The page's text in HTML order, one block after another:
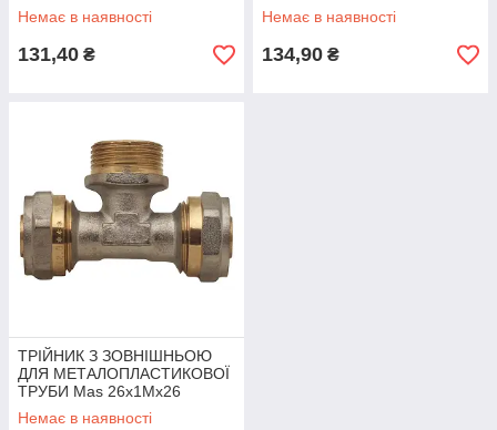
Немає в наявності
131,40 ₴
Немає в наявності
134,90 ₴
ТРІЙНИК З ЗОВНІШНЬОЮ
ДЛЯ МЕТАЛОПЛАСТИКОВОЇ
ТРУБИ Mas 26x1Mx26
Немає в наявності